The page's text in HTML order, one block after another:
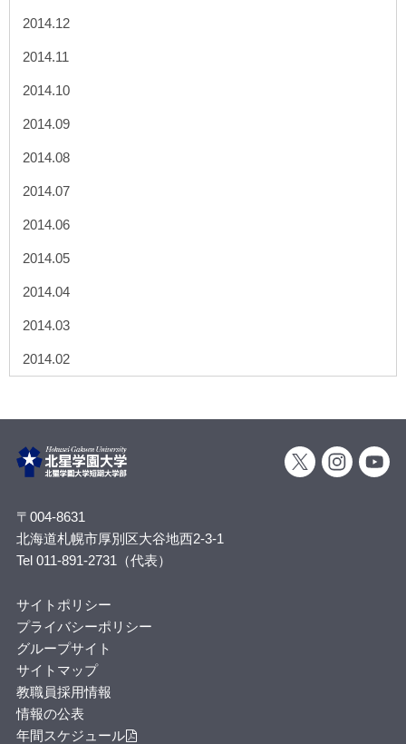
2014.12
2014.11
2014.10
2014.09
2014.08
2014.07
2014.06
2014.05
2014.04
2014.03
2014.02
〒004-8631
北海道札幌市厚別区大谷地西2-3-1
Tel 011-891-2731（代表）
サイトポリシー
プライバシーポリシー
グループサイト
サイトマップ
教職員採用情報
情報の公表
年間スケジュール